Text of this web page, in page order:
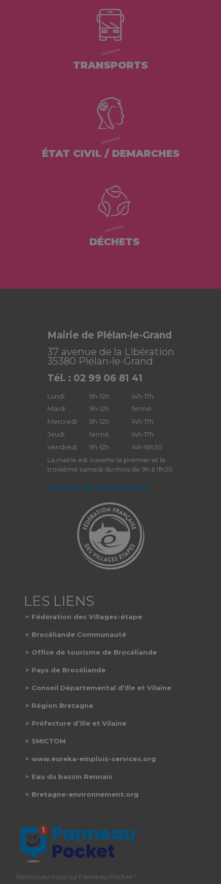
TRANSPORTS
ÉTAT CIVIL / DEMARCHES
DÉCHETS
Mairie de Plélan-le-Grand
37 avenue de la Libération
35380 Plélan-le-Grand
Tél. : 02 99 06 81 41
Lundi 9h-12h
14h-17h
Mardi
9h-12h
fermé
Mercredi
9h-12h
14h-17h
Jeudi
fermé
14h-17h
Vendredi
9h-12h
14h-16h30
La mairie est ouverte le premier et le
troisième samedi du mois de 9h à 11h30
Politique de confidentialité
Fédération des Villages-étape
Brocéliande Communauté
Office de tourisme de Brocéliande
Pays de Brocéliande
Conseil Départemental d’Ille et Vilaine
Région Bretagne
Préfecture d’Ille et Vilaine
SMICTOM
www.eureka-emplois-services.org
Eau du bassin Rennais
Bretagne-environnement.org
Retrouvez nous sur Panneau Pocket !